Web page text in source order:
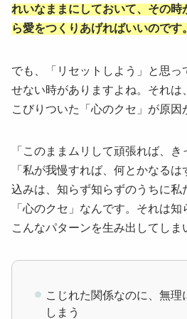
れいなままにしておいて、その時
ら愛をつくりあげればいいのです。
でも、「リセットしよう」と思っ
せない時がありますよね。それは
こびりついた「心のクセ」が原因
「このままムリして頑張れば、き
「私が我慢すれば、何とかなる
込みは、知らず知らずのうちに私
「心のクセ」なんです。それは知
こんなパターンを生み出してしま
こじれた関係なのに、無理
しまう